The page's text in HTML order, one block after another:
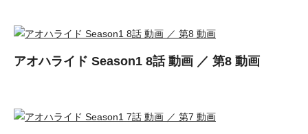
アオハライド Season1 8話 動画 ／ 第8 動画